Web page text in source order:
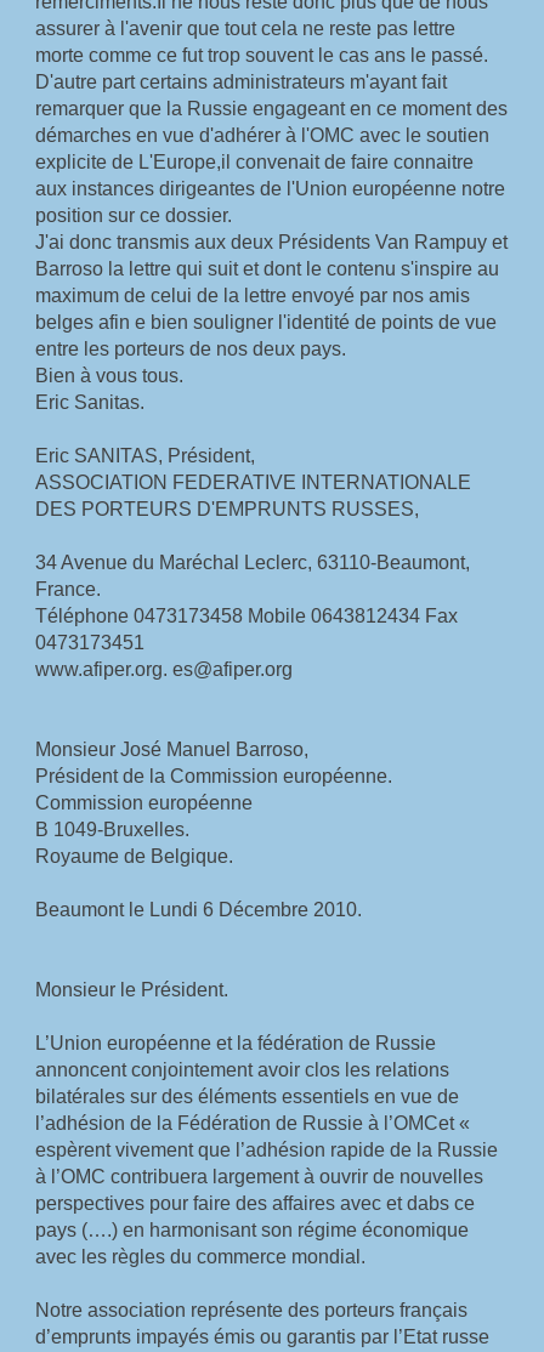
assurer à l'avenir que tout cela ne reste pas lettre
morte comme ce fut trop souvent le cas ans le passé.
D'autre part certains administrateurs m'ayant fait
remarquer que la Russie engageant en ce moment des
démarches en vue d'adhérer à l'OMC avec le soutien
explicite de L'Europe,il convenait de faire connaitre
aux instances dirigeantes de l'Union européenne notre
position sur ce dossier.
J'ai donc transmis aux deux Présidents Van Rampuy et
Barroso la lettre qui suit et dont le contenu s'inspire au
maximum de celui de la lettre envoyé par nos amis
belges afin e bien souligner l'identité de points de vue
entre les porteurs de nos deux pays.
Bien à vous tous.
Eric Sanitas.
Eric SANITAS, Président,
ASSOCIATION FEDERATIVE INTERNATIONALE
DES PORTEURS D'EMPRUNTS RUSSES,
34 Avenue du Maréchal Leclerc, 63110-Beaumont,
France.
Téléphone 0473173458 Mobile 0643812434 Fax
0473173451
www.afiper.org. es@afiper.org
Monsieur José Manuel Barroso,
Président de la Commission européenne.
Commission européenne
B 1049-Bruxelles.
Royaume de Belgique.
Beaumont le Lundi 6 Décembre 2010.
Monsieur le Président.
L’Union européenne et la fédération de Russie
annoncent conjointement avoir clos les relations
bilatérales sur des éléments essentiels en vue de
l’adhésion de la Fédération de Russie à l’OMCet «
espèrent vivement que l’adhésion rapide de la Russie
à l’OMC contribuera largement à ouvrir de nouvelles
perspectives pour faire des affaires avec et dabs ce
pays (….) en harmonisant son régime économique
avec les règles du commerce mondial.
Notre association représente des porteurs français
d’emprunts impayés émis ou garantis par l’Etat russe